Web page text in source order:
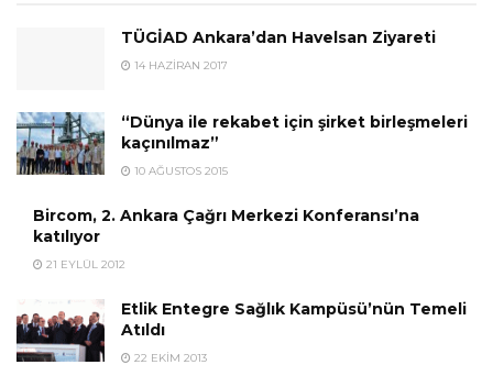
TÜGİAD Ankara’dan Havelsan Ziyareti
14 HAZIRAN 2017
“Dünya ile rekabet için şirket birleşmeleri
kaçınılmaz”
10 AĞUSTOS 2015
Bircom, 2. Ankara Çağrı Merkezi Konferansı’na
katılıyor
21 EYLÜL 2012
Etlik Entegre Sağlık Kampüsü’nün Temeli
Atıldı
22 EKIM 2013